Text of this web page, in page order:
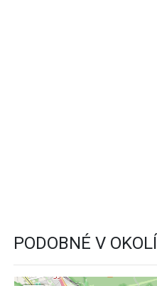
PODOBNÉ V OKOLÍ